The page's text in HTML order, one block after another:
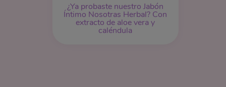
¿Ya probaste nuestroJabón
Íntimo Nosotras Herbal? Con
extracto de aloe vera y
caléndula